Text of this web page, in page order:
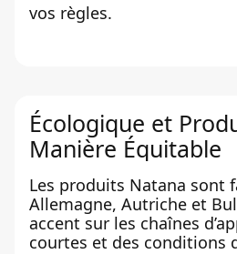
vos règles.
Écologique et
Manière Équitable
Les produits Natana sont
Allemagne, Autriche et
accent sur les chaînes
courtes et des conditions